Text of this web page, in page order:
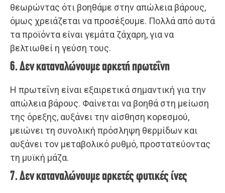
θεωρώντας ότι βοηθάμε στην απώλεια βάρους,
όμως χρειάζεται να προσέξουμε. Πολλά από αυτά
τα προϊόντα είναι γεμάτα ζάχαρη, για να
βελτιωθεί η γεύση τους.
6. Δεν καταναλώνουμε αρκετή πρωτεΐνη
Η πρωτεΐνη είναι εξαιρετικά σημαντική για την
απώλεια βάρους. Φαίνεται να βοηθά στη μείωση
της όρεξης, αυξάνει την αίσθηση κορεσμού,
μειώνει τη συνολική πρόσληψη θερμίδων και
αυξάνει τον μεταβολικό ρυθμό, προστατεύοντας
τη μυϊκή μάζα.
7. Δεν καταναλώνουμε αρκετές φυτικές ίνες